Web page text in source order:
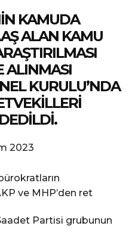
KAMUDA
ALAN KAMU
ALINMASI
KURULU’NDA
2023
Partisi grubunun